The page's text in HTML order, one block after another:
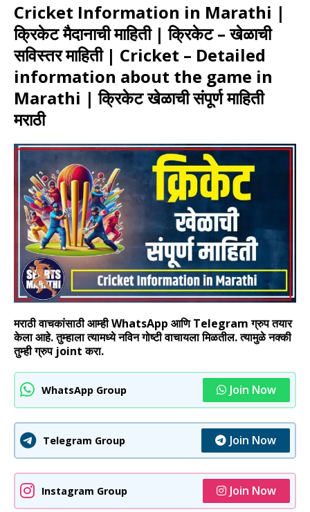
Cricket Information in Marathi |
क्रिकेट मैदानाची माहिती |क्रिकेट – खेळाची
सविस्तर माहिती| Cricket – Detailed
information about the game in
Marathi | क्रिकेट खेळाची संपूर्ण माहिती
मराठी
मराठी वाचकांसाठी आम्ही WhatsApp आणि Telegram ग्रुप तयार
केला आहे. तुम्हाला त्यामध्ये नविन गोष्टी वाचायला मिळतील. त्यामुळे नक्की
तुम्ही ग्रुप joint करा.
WhatsApp Group Join Now
Telegram Group Join Now
Instagram Group Join Now